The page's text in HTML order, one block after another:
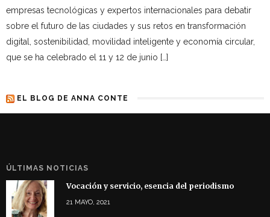
empresas tecnológicas y expertos internacionales para debatir
sobre el futuro de las ciudades y sus retos en transformación
digital, sostenibilidad, movilidad inteligente y economía circular,
que se ha celebrado el 11 y 12 de junio […]
EL BLOG DE ANNA CONTE
ÚLTIMAS NOTICIAS
Vocación y servicio, esencia del periodismo
21 MAYO, 2021